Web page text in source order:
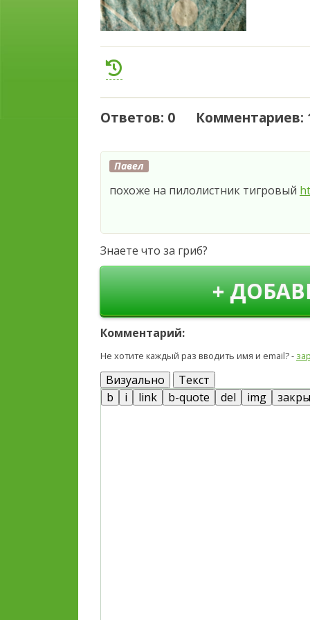
Ответов: 0 Комментариев:
Павел
похоже на пилолистник тигровый
Знаете что за гриб?
+
Комментарий:
Не хотите каждый раз вводить имя и email? -
Визуально Текст